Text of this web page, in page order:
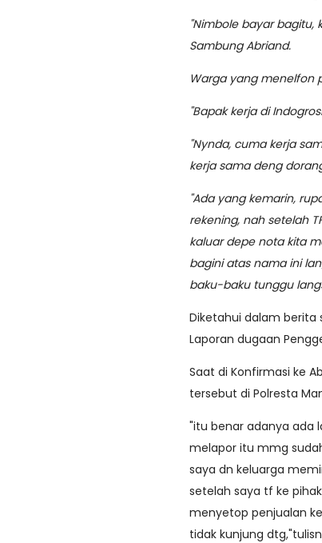
"Nimbole bayar bagitu,
Sambung Abriand.
Warga yang menelfon
"Bapak kerja di
"Nynda, cuma kerja
kerja sama deng
"Ada yang kemarin,
rekening, nah setelah
kaluar depe nota kita
bagini atas nama ini
baku-baku tunggu
Diketahui dalam berita
Laporan dugaan
Saat di Konfirmasi ke
tersebut di Polresta
"itu benar adanya ada
melapor itu mmg
saya dn keluarga
setelah saya tf ke
menyetop penjualan
tidak kunjung